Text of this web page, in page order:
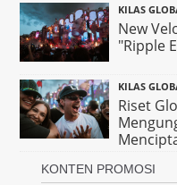
KILAS
New
"Ripple
KILAS
Riset